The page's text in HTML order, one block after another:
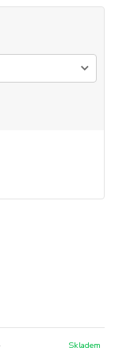
Skladem